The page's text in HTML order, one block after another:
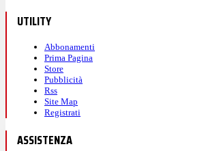
UTILITY
Abbonamenti
Prima Pagina
Store
Pubblicità
Rss
Site Map
Registrati
ASSISTENZA